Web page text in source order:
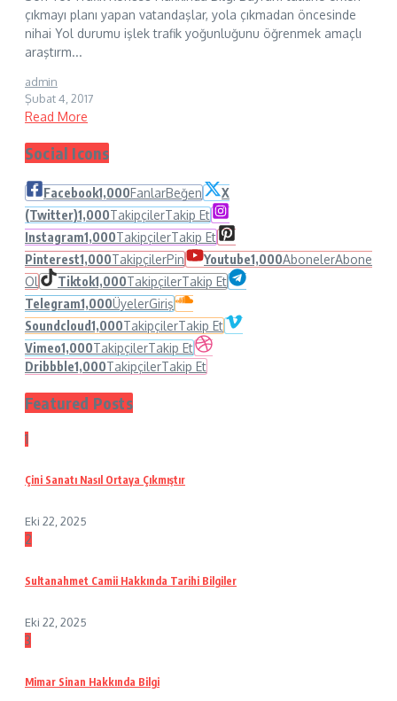
çıkmayı planı yapan vatandaşlar, yola çıkmadan öncesinde
nihai Yol durumu işlek trafik yoğunluğunu öğrenmek amaçlı
araştırm...
admin
Şubat 4, 2017
Read More
Social Icons
Facebook1,000FanlarBeğen
X
(Twitter)1,000TakipçilerTakip Et
Instagram1,000TakipçilerTakip Et
Pinterest1,000TakipçilerPin Youtube1,000AbonelerAbone
Ol
Tiktok1,000TakipçilerTakip Et
Telegram1,000ÜyelerGiriş
Soundcloud1,000TakipçilerTakip Et
Vimeo1,000TakipçilerTakip Et
Dribbble1,000TakipçilerTakip Et
Featured Posts
1
Çini Sanatı Nasıl Ortaya Çıkmıştır
Eki 22, 2025
2
Sultanahmet Camii Hakkında Tarihi Bilgiler
Eki 22, 2025
3
Mimar Sinan Hakkında Bilgi